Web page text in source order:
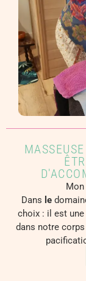
Dans le
choix : il est
dans notre